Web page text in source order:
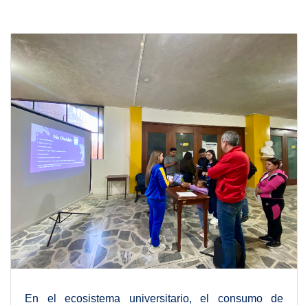
En el ecosistema universitario, el consumo de